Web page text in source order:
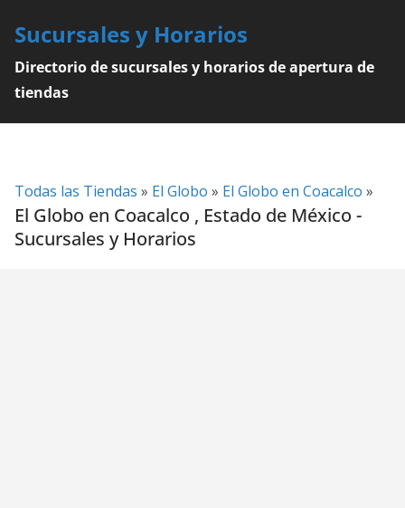
content
Sucursales y Horarios
Directorio de sucursales y horarios de apertura de
tiendas
Todas las Tiendas » El Globo » El Globo en Coacalco »
El Globo en Coacalco , Estado de México -
Sucursales y Horarios